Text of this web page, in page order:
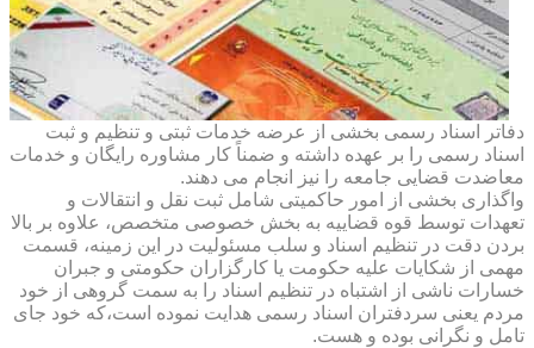
دفاتر اسناد رسمی بخشی از عرضه خدمات ثبتی و تنظیم و ثبت
اسناد رسمی را بر عهده داشته و ضمناً کار مشاوره رایگان و خدمات
معاضدت قضایی جامعه را نیز انجام می دهند.
واگذاری بخشی از امور حاکمیتی شامل ثبت نقل و انتقالات و
تعهدات توسط قوه قضاییه به بخش خصوصی متخصص، علاوه بر بالا
بردن دقت در تنظیم اسناد و سلب مسئولیت در این زمینه، قسمت
مهمی از شکایات علیه حکومت یا کارگزاران حکومتی و جبران
خسارات ناشی از اشتباه در تنظیم اسناد را به سمت گروهی از خود
مردم یعنی سردفتران اسناد رسمی هدایت نموده است،که خود جای
تامل و نگرانی بوده و هست.